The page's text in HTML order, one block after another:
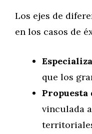
Los ejes de
en los casos de
que los
Propuesta
vinculada